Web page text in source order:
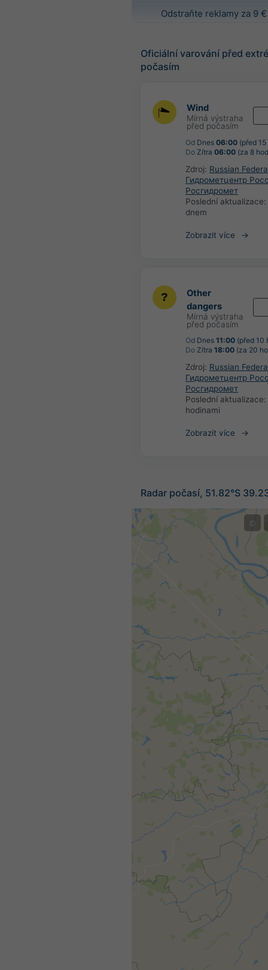
Odstraňte reklamy za 9
Oficiální varování před
počasím
Wind
Mírná výstraha
před počasím
Od Dnes 06:00 (před
Do Zítra 06:00 (za 8
Zdroj: Russian
Гидрометцентр
Росгидромет
Poslední aktualizace:
dnem
Zobrazit více
Other
dangers
Mírná výstraha
před počasím
Od Dnes 11:00 (před 10
Do Zítra 18:00 (za 20
Zdroj: Russian
Гидрометцентр
Росгидромет
Poslední aktualizace:
hodinami
Zobrazit více
Radar počasí, 51.82°S
©